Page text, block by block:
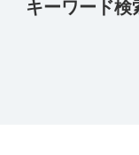
企業
監視
キーワード検